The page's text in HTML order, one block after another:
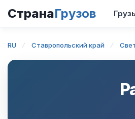
СтранаГрузов
RU Ставропольский край